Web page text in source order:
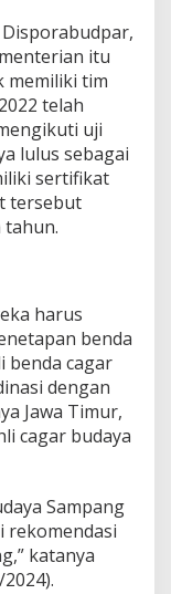
Disporabudpar,
itu
memiliki tim
telah
uji
lulus sebagai
sertifikat
tersebut
tahun.
harus
benda
benda cagar
dengan
Jawa Timur,
cagar budaya
Sampang
rekomendasi
katanya